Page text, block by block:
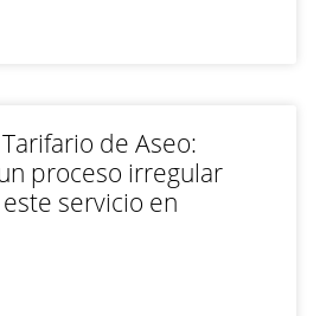
de Aseo:
proceso irregular
servicio en